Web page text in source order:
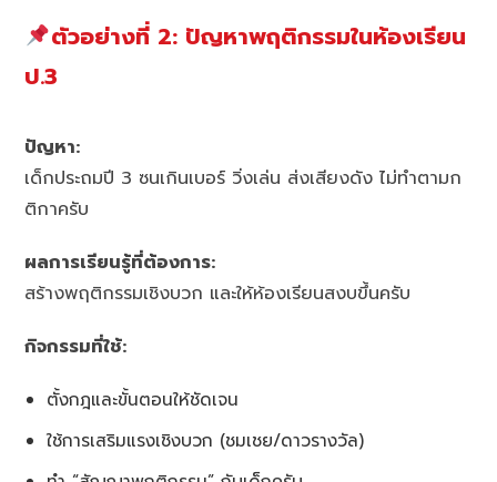
ตัวอย่างที่ 2: ปัญหาพฤติกรรมในห้องเรียน
ป.3
ปัญหา:
เด็กประถมปี 3 ซนเกินเบอร์ วิ่งเล่น ส่งเสียงดัง ไม่ทำตามก
ติกาครับ
ผลการเรียนรู้ที่ต้องการ:
สร้างพฤติกรรมเชิงบวก และให้ห้องเรียนสงบขึ้นครับ
กิจกรรมที่ใช้:
ตั้งกฎและขั้นตอนให้ชัดเจน
ใช้การเสริมแรงเชิงบวก (ชมเชย/ดาวรางวัล)